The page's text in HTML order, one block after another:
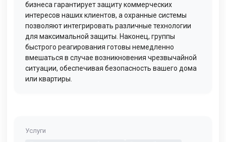
бизнеса гарантирует защиту коммерческих
интересов наших клиентов, а охранные системы
позволяют интегрировать различные технологии
для максимальной защиты. Наконец, группы
быстрого реагирования готовы немедленно
вмешаться в случае возникновения чрезвычайной
ситуации, обеспечивая безопасность вашего дома
или квартиры.
Услуги